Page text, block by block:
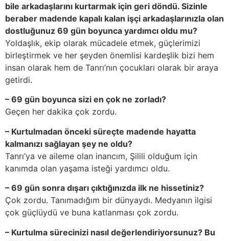
bile arkadaşlarını kurtarmak için geri döndü. Sizinle
beraber madende kapalı kalan işçi arkadaşlarınızla olan
dostluğunuz 69 gün boyunca yardımcı oldu mu?
Yoldaşlık, ekip olarak mücadele etmek, güçlerimizi
birleştirmek ve her şeyden önemlisi kardeşlik bizi hem
insan olarak hem de Tanrı’nın çocukları olarak bir araya
getirdi.
– 69 gün boyunca sizi en çok ne zorladı?
Geçen her dakika çok zordu.
– Kurtulmadan önceki süreçte madende hayatta
kalmanızı sağlayan şey ne oldu?
Tanrı’ya ve aileme olan inancım, Şilili olduğum için
kanımda olan yaşama isteği yardımcı oldu.
– 69 gün sonra dışarı çıktığınızda ilk ne hissetiniz?
Çok zordu. Tanımadığım bir dünyaydı. Medyanın ilgisi
çok güçlüydü ve buna katlanması çok zordu.
– Kurtulma sürecinizi nasıl değerlendiriyorsunuz? Bu